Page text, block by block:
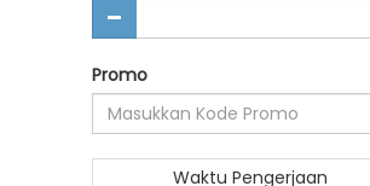
Promo
Waktu Pengerjaan